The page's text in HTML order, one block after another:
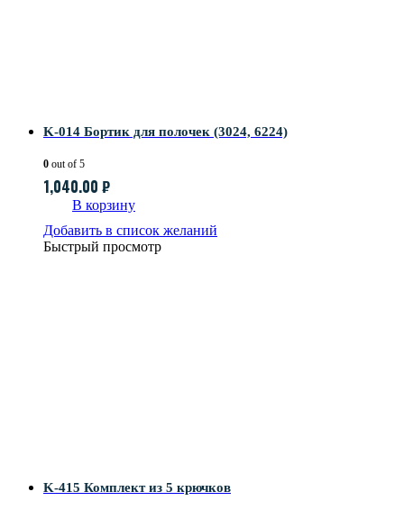
K-014 Бортик для полочек (3024, 6224)
0 out of 5
1,040.00 ₽
В корзину
Добавить в список желаний
Быстрый просмотр
K-415 Комплект из 5 крючков